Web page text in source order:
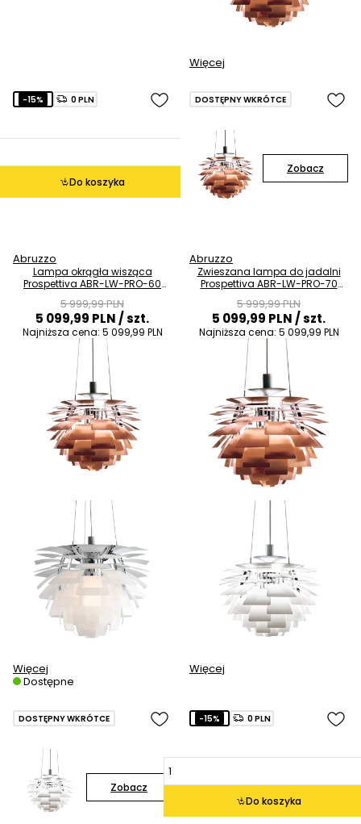
Więcej
Do koszyka
-15% 0 PLN
Abruzzo
Lampa okrągła wisząca
Prospettiva ABR-LW-PRO-60
5 999,99 PLN
5 099,99 PLN/ szt.
Najniższa cena: 5 099,99 PLN
Więcej
Dostępne
Zobacz
DOSTĘPNY WKRÓTCE
Abruzzo
Zwieszana lampa do jadalni
Prospettiva ABR-LW-PRO-70
5 999,99 PLN
5 099,99 PLN/ szt.
Najniższa cena: 5 099,99 PLN
Więcej
Zobacz
DOSTĘPNY WKRÓTCE
Do koszyka
-15% 0 PLN